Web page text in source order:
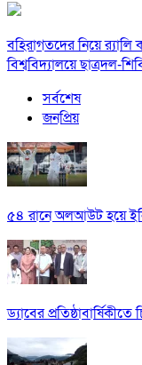
বহিরাগতদের নিয়ে
বিশ্ববিদ্যালয়ে ছাত্রদল-
সর্বশেষ
জনপ্রিয়
৫৪ রানে অলআউট হয়ে
ড্যাবের